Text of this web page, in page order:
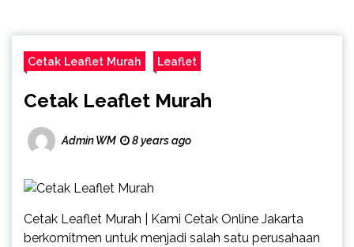
Cetak Leaflet Murah Leaflet
Cetak Leaflet Murah
Admin WM 8 years ago
Cetak Leaflet Murah | Kami Cetak Online Jakarta
berkomitmen untuk menjadi salah satu perusahaan